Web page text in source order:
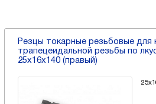
Резцы токарные резьбовые для
трапецеидальной резьбы по
25х16х140 (правый)